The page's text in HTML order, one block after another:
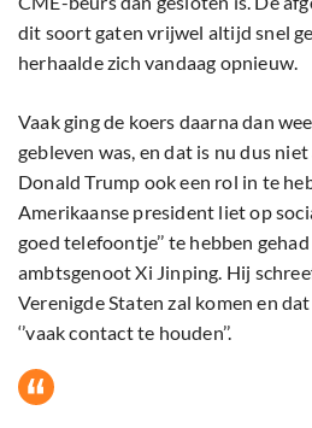
dit soort gaten vrijwel altijd snel
herhaalde zich vandaag opnieuw.
Vaak ging de koers daarna dan
gebleven was, en dat is nu dus
Donald Trump ook een rol in te
Amerikaanse president liet op
goed telefoontje’’ te hebben
ambtsgenoot Xi Jinping. Hij
Verenigde Staten zal komen en
‘’vaak contact te houden’’.